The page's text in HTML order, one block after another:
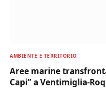
AMBIENTE E TERRITORIO
Aree marine
Capi” a Ventimiglia-